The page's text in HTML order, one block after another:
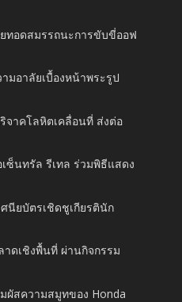
ทอดสมรรถนะการขับขี่ออฟ
มอาลัยเบื้องหน้าพระรูป
จาคโลหิตเคลื่อนที่ ส่งต่อ
ซ็นทรัล รีเทล ร่วมพิธีแสดง
นียบัตรเชิดชูเกียรตินัก
าดเชิงพื้นที่ ผ่านกิจกรรม
ผัสความสมูทของ Honda